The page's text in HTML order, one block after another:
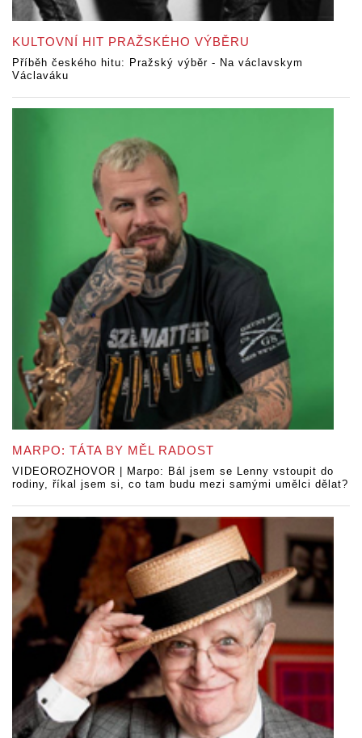
KULTOVNÍ HIT PRAŽSKÉHO VÝBĚRU
Příběh českého hitu: Pražský výběr - Na václavskym
Václaváku
MARPO: TÁTA BY MĚL RADOST
VIDEOROZHOVOR | Marpo: Bál jsem se Lenny vstoupit do
rodiny, říkal jsem si, co tam budu mezi samými umělci dělat?